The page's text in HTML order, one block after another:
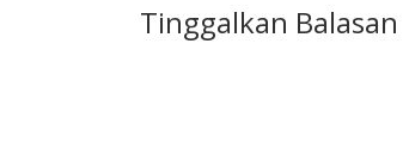
Tinggalkan Balasan